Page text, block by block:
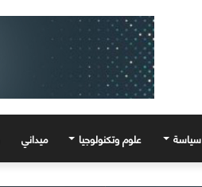
سياسة علوم وتكنولوجيا ميداني